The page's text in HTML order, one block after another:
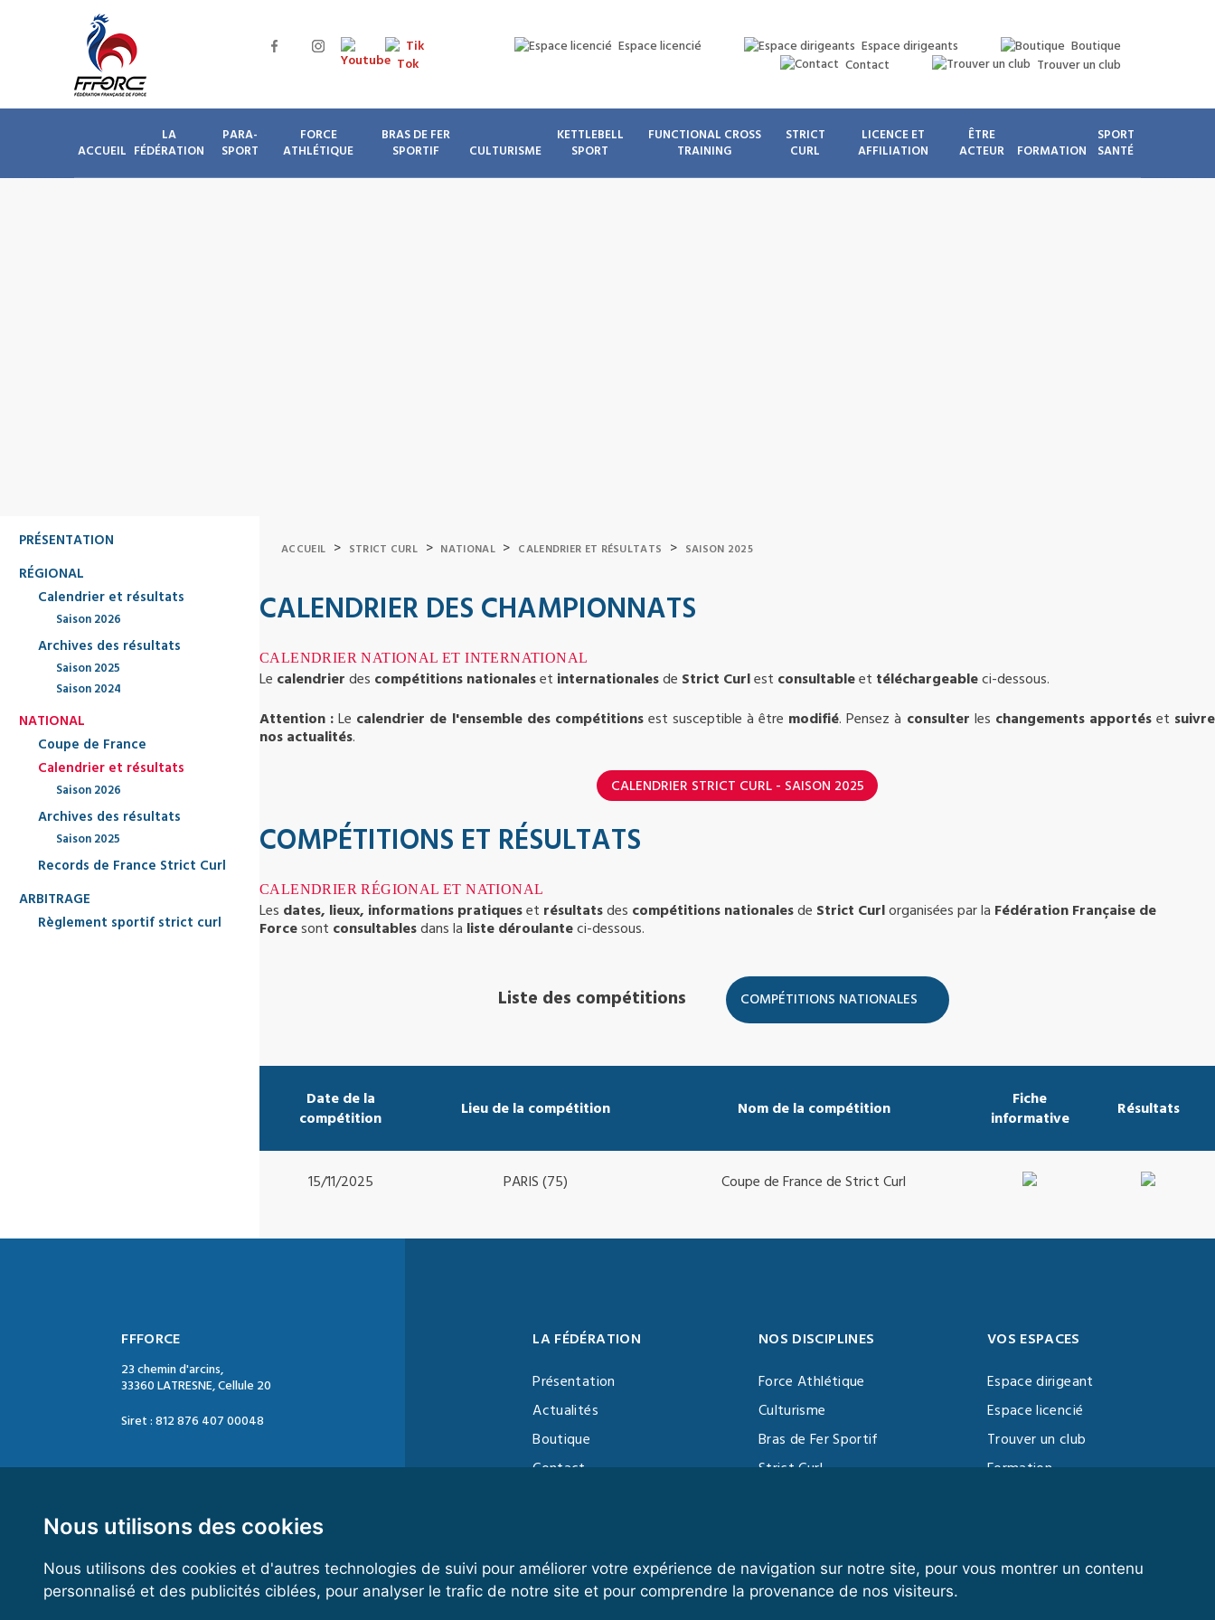
Nous utilisons des cookies
Nous utilisons des cookies et d'autres technologies de suivi pour améliorer votre expérience de navigation sur notre site, pour vous montrer un contenu
personnalisé et des publicités ciblées, pour analyser le trafic de notre site et pour comprendre la provenance de nos visiteurs.
Espace licencié Espace dirigeants
Boutique
Contact
Trouver un club
ACCUEIL
LA
FÉDÉRATION
PARA-
SPORT
FORCE
ATHLÉTIQUE
BRAS DE FER
SPORTIF
CULTURISME
KETTLEBELL
SPORT
FUNCTIONAL CROSS
TRAINING
STRICT
CURL
LICENCE ET
AFFILIATION
ÊTRE
ACTEUR
FORMATION
SPORT
SANTÉ
PRÉSENTATION
RÉGIONAL
Calendrier et résultats
Saison 2026
Archives des résultats
Saison 2025
Saison 2024
NATIONAL
Coupe de France
Calendrier et résultats
Saison 2026
Archives des résultats
Saison 2025
Records de France Strict Curl
ARBITRAGE
Règlement sportif strict curl
ACCUEIL > STRICT CURL> NATIONAL> CALENDRIER ET RÉSULTATS > SAISON 2025
CALENDRIER DES CHAMPIONNATS
CALENDRIER NATIONAL ET INTERNATIONAL
Le calendrier des compétitions nationaleset internationalesde Strict Curlest consultableet téléchargeableci-dessous.
Attention : Le calendrier de l'ensemble des compétitionsest susceptible à être modifié. Pensez à consulter les changements apportéset suivre
nos actualités.
CALENDRIER STRICT CURL - SAISON 2025
COMPÉTITIONS ET RÉSULTATS
CALENDRIER RÉGIONAL ET NATIONAL
Les dates, lieux, informations pratiqueset résultatsdes compétitions nationalesde Strict Curlorganisées par la Fédération Française de
Forcesont consultablesdans la liste déroulanteci-dessous.
Liste des compétitions
Date de la
compétition
Lieu de la compétition Nom de la compétition
Fiche
informative
Résultats
15/11/2025 PARIS (75) Coupe de France de Strict Curl
FFFORCE
23 chemin d'arcins,
33360 LATRESNE, Cellule 20
Siret : 812 876 407 00048
Mail : contact@ffforce.fr
Horaires d’ouverture :
Du mardi au jeudi
LA FÉDÉRATION
Présentation
Actualités
Boutique
Contact
NOS DISCIPLINES
Force Athlétique
Culturisme
Bras de Fer Sportif
Strict Curl
VOS ESPACES
Espace dirigeant
Espace licencié
Trouver un club
Formation